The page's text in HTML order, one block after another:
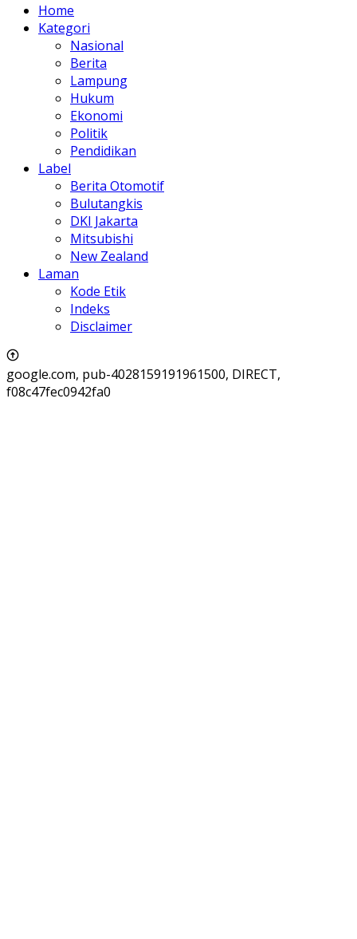
Home
Kategori
Nasional
Berita
Lampung
Hukum
Ekonomi
Politik
Pendidikan
Label
Berita Otomotif
Bulutangkis
DKI Jakarta
Mitsubishi
New Zealand
Laman
Kode Etik
Indeks
Disclaimer
google.com, pub-4028159191961500, DIRECT,
f08c47fec0942fa0